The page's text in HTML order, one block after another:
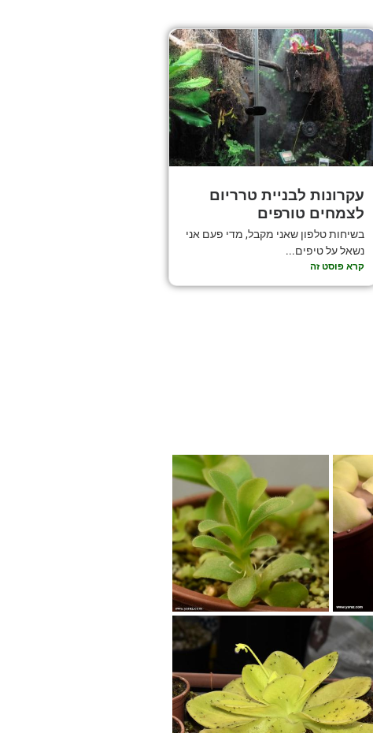
עקרונות לבניית טרריום
לצמחים טורפים
בשיחות טלפון שאני מקבל, מדי פעם אני
נשאל על טיפים...
קרא פוסט זה